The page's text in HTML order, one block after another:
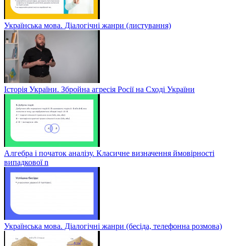
Українська мова. Діалогічні жанри (листування)
Історія України. Збройна агресія Росії на Сході України
Алгебра і початок аналізу. Класичне визначення ймовірності
випадкової n
Українська мова. Діалогічні жанри (бесіда, телефонна розмова)